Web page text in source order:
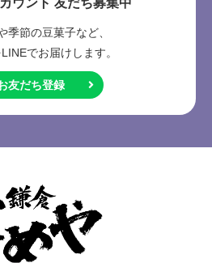
ウント 友だち募集中
季節の豆菓子など、
でお届けします。
友だち登録